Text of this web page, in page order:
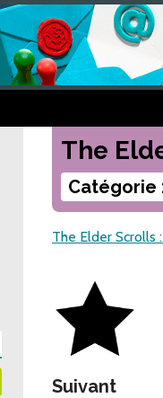
The
Catégorie
The Elder Scrolls
Suivant